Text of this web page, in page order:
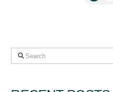
Search